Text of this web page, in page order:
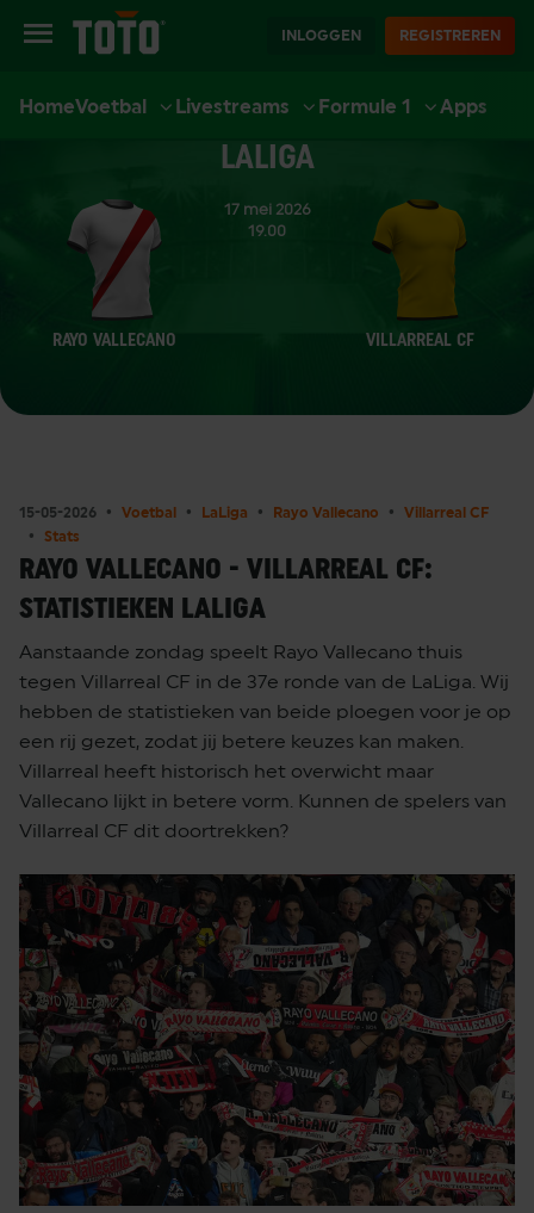
INLOGGEN REGISTREREN
HomeVoetbal Livestreams Formule 1 Apps
LALIGA
RAYO VALLECANO
17 mei 2026
19.00
VILLARREAL CF
15-05-2026 Voetbal LaLiga Rayo Vallecano
Villarreal CF
Stats
RAYO VALLECANO - VILLARREAL CF:
STATISTIEKEN LALIGA
Aanstaande zondag speelt Rayo Vallecano thuis
tegen Villarreal CF in de 37e ronde van de LaLiga. Wij
hebben de statistieken van beide ploegen voor je op
een rij gezet, zodat jij betere keuzes kan maken.
Villarreal heeft historisch het overwicht maar
Vallecano lijkt in betere vorm. Kunnen de spelers van
Villarreal CF dit doortrekken?